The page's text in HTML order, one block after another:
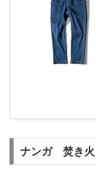
ナンガ 焚き火